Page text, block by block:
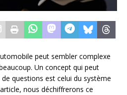
peut sembler complexe
Un concept qui peut
questions est celui du système
nous déchiffrerons ce